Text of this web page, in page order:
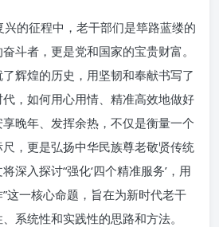
的征程中，老干部们是筚路蓝缕的
斗者，更是党和国家的宝贵财富。
辉煌的历史，用坚韧和奉献书写了
，如何用心用情、精准高效地做好
晚年、发挥余热，不仅是衡量一个
，更是弘扬中华民族尊老敬贤传统
深入探讨“强化‘四个精准服务’，用
这一核心命题，旨在为新时代老干
系统性和实践性的思路和方法。